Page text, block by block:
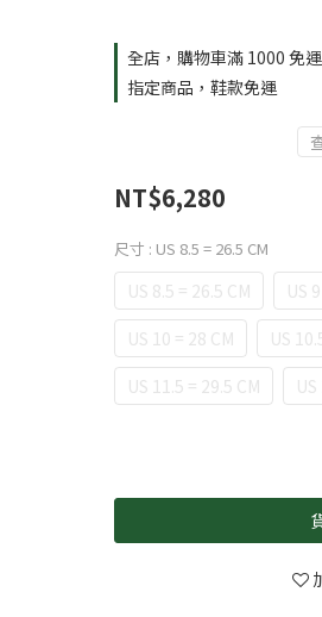
全店，購物車滿 1000 免
指定商品，鞋款免運
NT$6,280
尺寸 : US 8.5 = 26.5 CM
US 8.5 = 26.5 CM US
US 10 = 28 CM
US
US 11.5 = 29.5 CM